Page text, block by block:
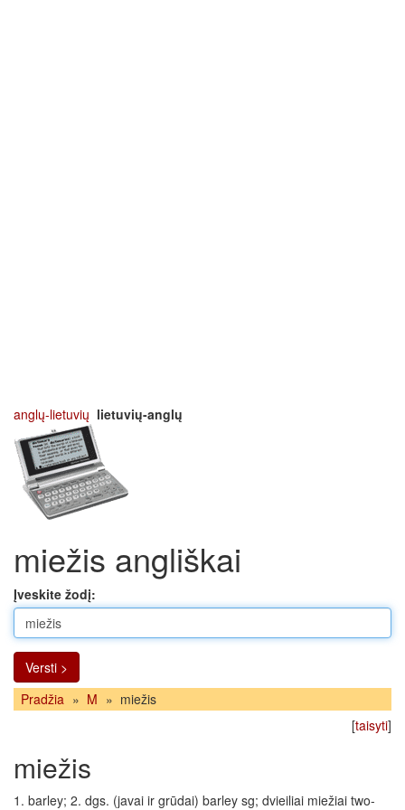
anglų-lietuvių lietuvių-anglų
miežis angliškai
Įveskite žodį:
Versti >
Pradžia » M » miežis
[taisyti]
miežis
1. barley; 2. dgs. (javai ir grūdai) barley sg; dvieiliai miežiai two-